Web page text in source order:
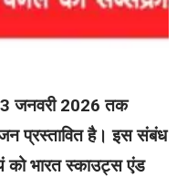
जनवरी 2026 तक
प्रस्तावित है। इस संबंध
को भारत स्काउट्स एंड